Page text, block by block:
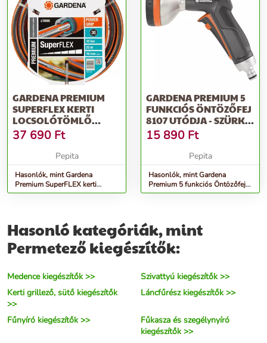
GARDENA PREMIUM
SUPERFLEX KERTI
LOCSOLÓTÖMLŐ
3/4&QUOT; 25 M
37 690 Ft
Pepita
Hasonlók, mint Gardena
Premium SuperFLEX kerti
Locsolótömlő 3/4&quot; 25 M
GARDENA PREMIUM 5
FUNKCIÓS ÖNTÖZŐFEJ
8107 UTÓDJA - SZÜRKE-
NARANCS
15 890 Ft
Pepita
Hasonlók, mint Gardena
Premium 5 funkciós Öntözőfej
8107 utódja - szürke-narancs
Hasonló kategóriák, mint
Permetező kiegészítők:
Medence kiegészítők >>
Szivattyú kiegészítők >>
Kerti grillező, sütő kiegészítők
>>
Láncfűrész kiegészítők >>
Fűnyíró kiegészítők >>
Fűkasza és szegélynyíró
kiegészítők >>